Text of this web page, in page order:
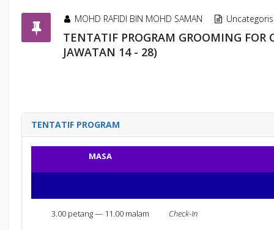
MOHD RAFIDI BIN MOHD SAMAN
TENTATIF PROGRAM GROOMING FOR
JAWATAN 14 - 28)
TENTATIF PROGRAM
MASA
3.00 petang — 11.00 malam Check-In